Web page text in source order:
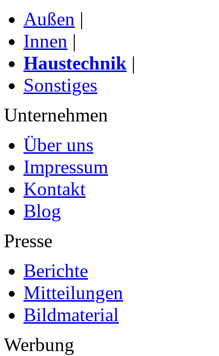
Außen |
Innen |
Haustechnik |
Sonstiges
Unternehmen
Über uns
Impressum
Kontakt
Blog
Presse
Berichte
Mitteilungen
Bildmaterial
Werbung